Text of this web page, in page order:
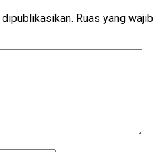
Ruas yang wajib